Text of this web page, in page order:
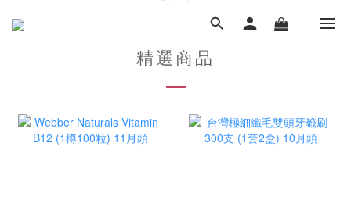
精選商品